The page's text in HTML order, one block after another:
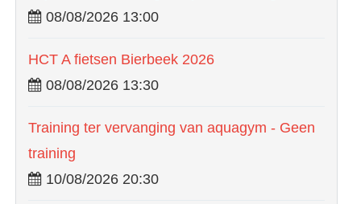
08/08/2026 13:00
HCT A fietsen Bierbeek 2026
08/08/2026 13:30
Training ter vervanging van aquagym - Geen
training
10/08/2026 20:30